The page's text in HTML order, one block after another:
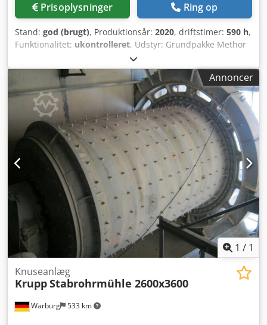
Prisoplysninger Ring op
Stand: god (brugt), Produktionsår: 2020, driftstimer: 590 h,
Funktionalitet: ukontrolleret, Udstyr: Grundpakke Methor
kæde Kædeunderstel inkl. 2 kørehastigheder
Undervognskæde 400 mm, 3-lameller Ekstra
hydraulikudtag 70 l/min 24-V elektrisk styring Stor komplet
radiostyring Servicevenligt motorrum med LED-lys
Klaptragter med vej-sensor og automatisk styring
Hydraulisk reversibelt ventilatorhjul Akustisk
opstartsadvarsel Brændstoftank 300 liter Lakering: RAL
2011 dyborange Ekstraudstyr: Gummi-hurtigskiftepuder
Motor Cat C7.1, 205 kW Bageste transportbånd 6,9 m
Cedpjvnq Rkefx Apbeha Ramme til overbåndsmagnet
Overbåndsmagnet Hurtigskiftesystem ved valseren
Hurtigskiftesystem ved maskinen Vandingsanlæg LED
arbejdslampe Ekstra el-pumpe til betjening ved motorstop
Brandslukker GN 9 A-3 DIN EN 3
Annoncer
1 / 1
Warburg 533 km
Knuseanlæg
KruppStabrohrmühle 2600x3600